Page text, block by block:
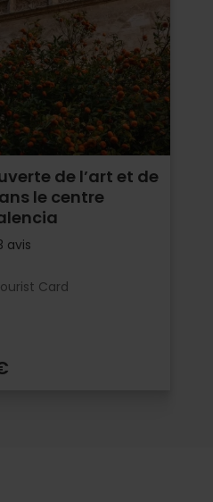
de l’art et de
le centre
avis
Card